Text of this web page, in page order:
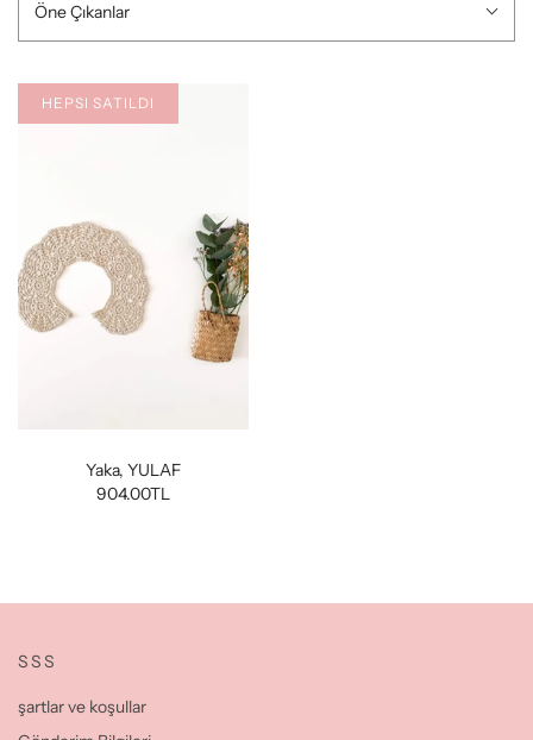
Öne Çıkanlar
Yaka, YULAF
904.00TL
HEPSI SATILDI
SSS
şartlar ve koşullar